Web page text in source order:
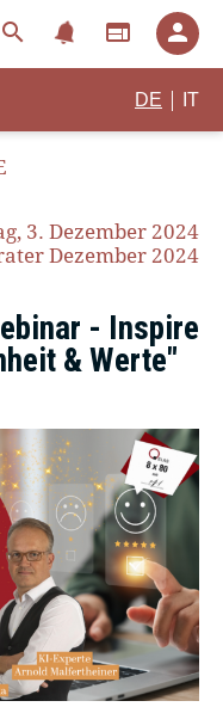
search notifications web person
DE IT
3. Dezember 2024
Dezember 2024
- Inspire
& Werte"